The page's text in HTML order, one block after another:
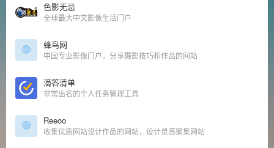
色影无忌
全球最大中文影像生活门户
蜂鸟网
中国专业影像门户，分享摄影技巧和作品的网站
滴答清单
非常出名的个人任务管理工具
Reeoo
收集优质网站设计作品的网站，设计灵感聚集网站